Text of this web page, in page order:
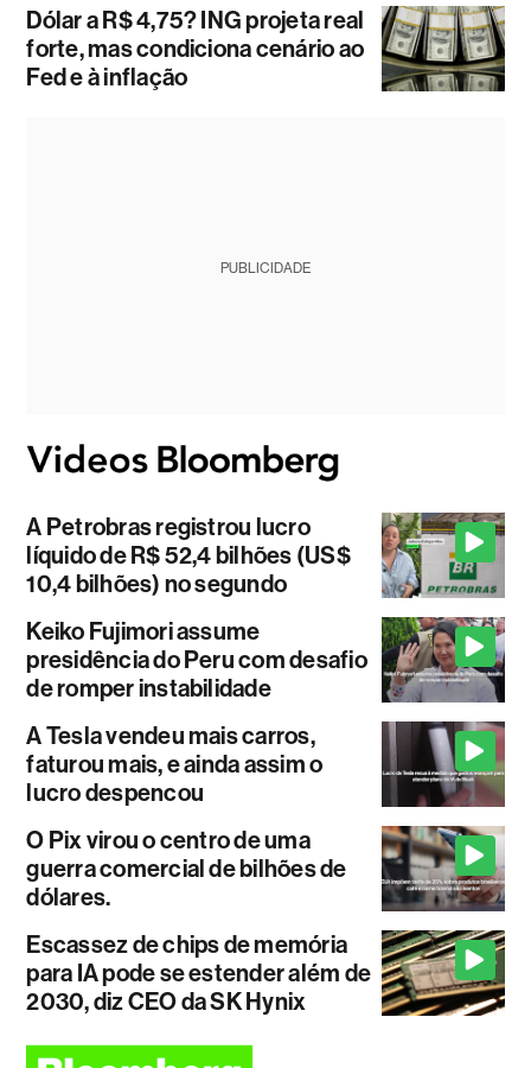
Dólar a R$ 4,75? ING projeta real
forte, mas condiciona cenário ao
Fed e à inflação
PUBLICIDADE
A Petrobras registrou lucro
líquido de R$ 52,4 bilhões (US$
10,4 bilhões) no segundo
Keiko Fujimori assume
presidência do Peru com desafio
de romper instabilidade
A Tesla vendeu mais carros,
faturou mais, e ainda assim o
lucro despencou
O Pix virou o centro de uma
guerra comercial de bilhões de
dólares.
Escassez de chips de memória
para IA pode se estender além de
2030, diz CEO da SK Hynix